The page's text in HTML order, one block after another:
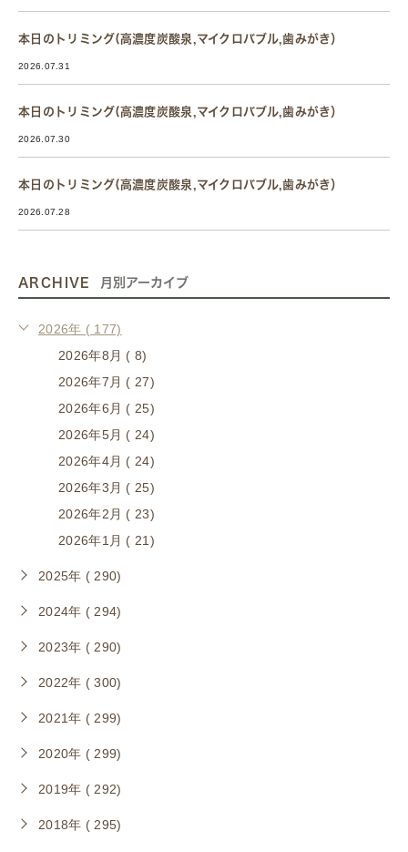
本日のトリミング(高濃度炭酸泉,マイクロバブル,歯みがき）
2026.07.31
本日のトリミング(高濃度炭酸泉,マイクロバブル,歯みがき）
2026.07.30
本日のトリミング(高濃度炭酸泉,マイクロバブル,歯みがき）
2026.07.28
ARCHIVE 月別アーカイブ
2026年 ( 177)
2026年8月 ( 8)
2026年7月 ( 27)
2026年6月 ( 25)
2026年5月 ( 24)
2026年4月 ( 24)
2026年3月 ( 25)
2026年2月 ( 23)
2026年1月 ( 21)
2025年 ( 290)
2024年 ( 294)
2023年 ( 290)
2022年 ( 300)
2021年 ( 299)
2020年 ( 299)
2019年 ( 292)
2018年 ( 295)